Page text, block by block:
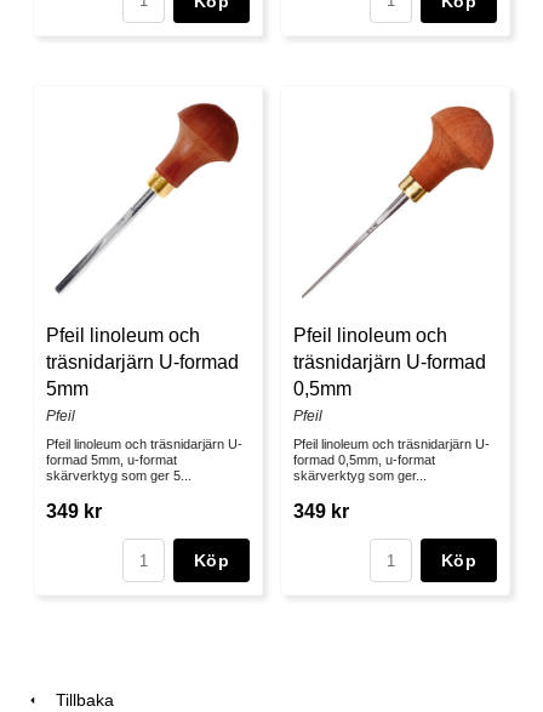
Pfeil linoleum och
träsnidarjärn U-formad
5mm
Pfeil
Pfeil linoleum och träsnidarjärn U-
formad 5mm, u-format
skärverktyg som ger 5...
349 kr
Köp
Pfeil linoleum och
träsnidarjärn U-formad
0,5mm
Pfeil
Pfeil linoleum och träsnidarjärn U-
formad 0,5mm, u-format
skärverktyg som ger...
349 kr
Köp
Tillbaka